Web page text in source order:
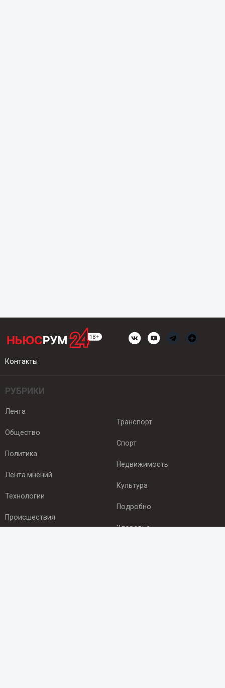
Контакты
РУБРИКИ
Лента
Общество
Политика
Лента мнений
Технологии
Происшествия
Транспорт
Спорт
Недвижимость
Культура
Подробно
Здоровье